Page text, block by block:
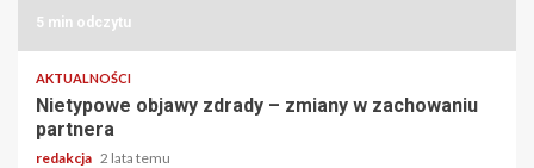
5 min odczytu
AKTUALNOŚCI
Nietypowe objawy zdrady – zmiany w zachowaniu
partnera
redakcja 2 lata temu